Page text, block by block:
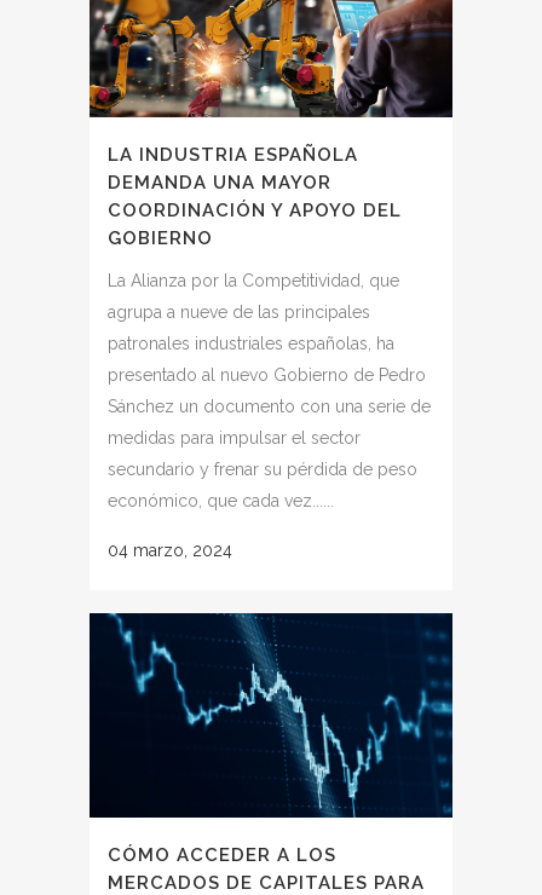
LA INDUSTRIA ESPAÑOLA
DEMANDA UNA MAYOR
COORDINACIÓN Y APOYO DEL
GOBIERNO
La Alianza por la Competitividad, que
agrupa a nueve de las principales
patronales industriales españolas, ha
presentado al nuevo Gobierno de Pedro
Sánchez un documento con una serie de
medidas para impulsar el sector
secundario y frenar su pérdida de peso
económico, que cada vez......
04 marzo, 2024
CÓMO ACCEDER A LOS
MERCADOS DE CAPITALES PARA